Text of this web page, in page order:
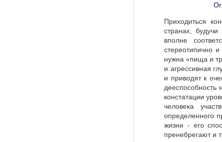
Приходиться
странах,
вполне
стереотипично
нужна «пища и
и агрессивная
и приводят к
дееспособность
констатации
человека
определенного
жизни - его
пренебрегают и